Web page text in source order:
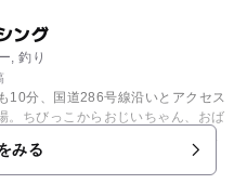
ング
, 釣り
10分、国道286号線沿いとアクセス
。ちびっこからおじいちゃん、おば
しめます。釣竿からエサ、釣り道
族で釣り大会をすれば、盛り上が
みる